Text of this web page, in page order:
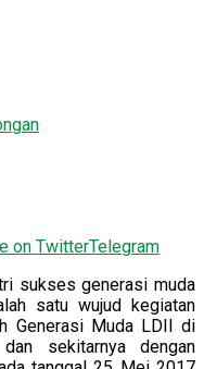
on TwitterTelegram
sukses generasi muda
satu wujud kegiatan
Generasi Muda LDII di
sekitarnya dengan